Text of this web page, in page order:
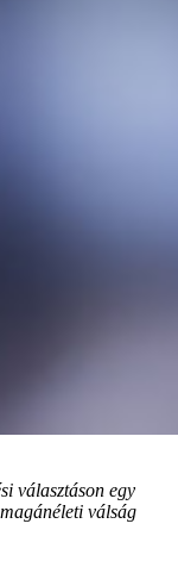
választáson egy
válság